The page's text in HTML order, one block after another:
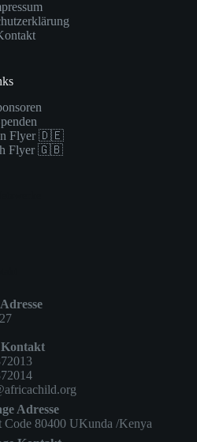
Flyer 🇩🇪
Flyer 🇬🇧
Adresse
Code 80400 UKunda /Kenya